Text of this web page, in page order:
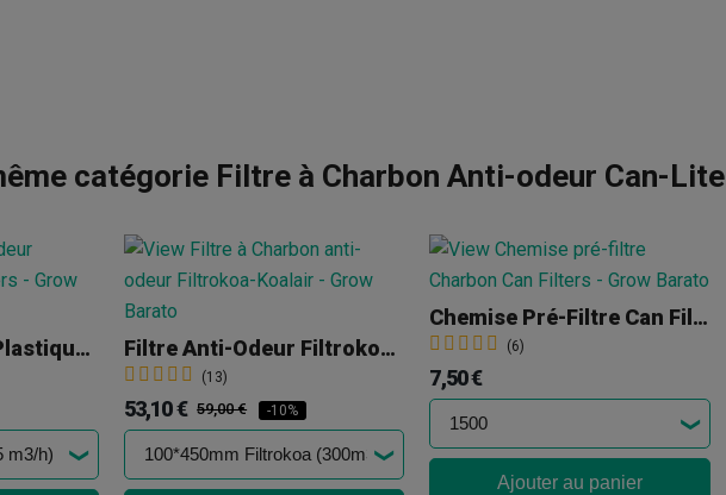
catégorie Filtre à Charbon Anti-odeur Can-Lite
Filtre Anti Odeur Plastique - Can Filters Filtre Anti-Odeur Filtrokoa-Koalair
(13)
53,10 € 59,00 € -10%
Chemise Pré-Filtre Can Filters
(6)
7,50 €
Ajouter au panier